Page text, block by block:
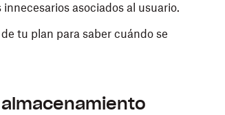
asociados al usuario.
tu plan para saber cuándo se